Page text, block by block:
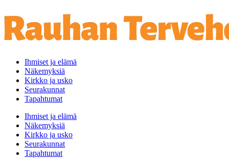
Ihmiset ja elämä
Näkemyksiä
Kirkko ja usko
Seurakunnat
Tapahtumat
Ihmiset ja elämä
Näkemyksiä
Kirkko ja usko
Seurakunnat
Tapahtumat